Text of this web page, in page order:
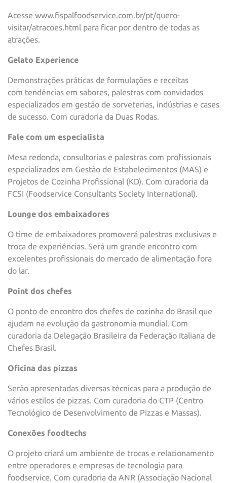
Acesse www.fispalfoodservice.com.br/pt/quero-
visitar/atracoes.html para ficar por dentro de todas as
atrações.
Gelato Experience
Demonstrações práticas de formulações e receitas
com tendências em sabores, palestras com convidados
especializados em gestão de sorveterias, indústrias e cases
de sucesso. Com curadoria da Duas Rodas.
Fale com um especialista
Mesa redonda, consultorias e palestras com profissionais
especializados em Gestão de Estabelecimentos (MAS) e
Projetos de Cozinha Profissional (KD). Com curadoria da
FCSI (Foodservice Consultants Society International).
Lounge dos embaixadores
O time de embaixadores promoverá palestras exclusivas e
troca de experiências. Será um grande encontro com
excelentes profissionais do mercado de alimentação fora
do lar.
Point dos chefes
O ponto de encontro dos chefes de cozinha do Brasil que
ajudam na evolução da gastronomia mundial. Com
curadoria da Delegação Brasileira da Federação Italiana de
Chefes Brasil.​​
Oficina das pizzas
Serão apresentadas diversas técnicas para a produção de
vários estilos de pizzas. Com curadoria do CTP (Centro
Tecnológico de Desenvolvimento de Pizzas e Massas).
Conexões foodtechs
O projeto criará um ambiente de trocas e relacionamento
entre operadores e empresas de tecnologia para
foodservice. Com curadoria da ANR (Associação Nacional